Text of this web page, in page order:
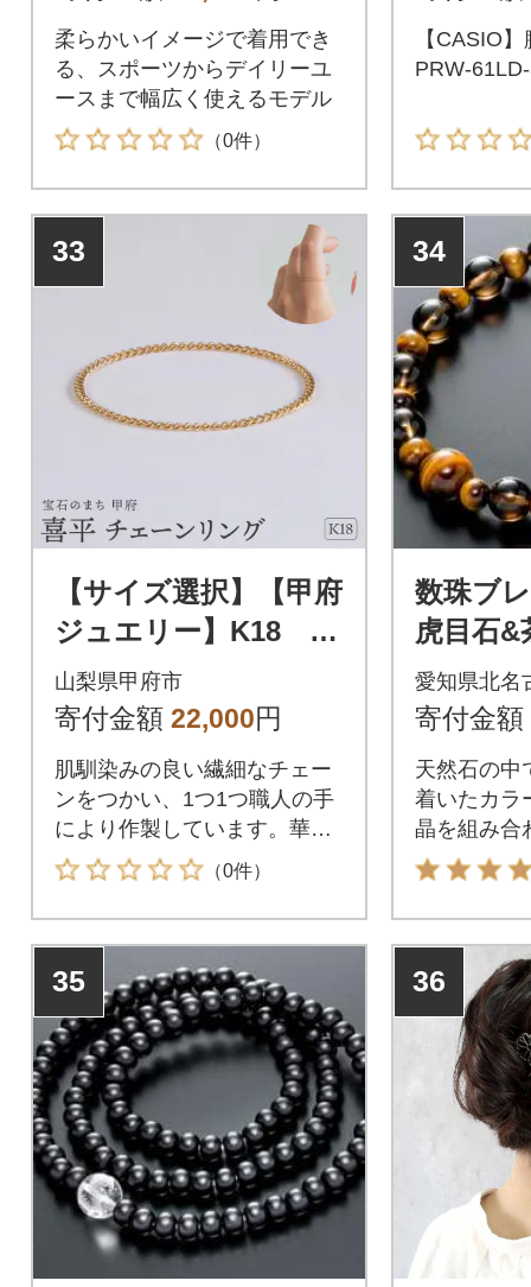
柔らかいイメージで着用でき
る、スポーツからデイリーユ
ースまで幅広く使えるモデル
（0件）
【CASIO
PRW-
33
【サイズ選択】【甲府
ジュエリー】K18 喜
平 チェーンリング(3
3301672)
山梨県甲府市
寄付金額 22,000円
肌馴染みの良い繊細なチェー
ンをつかい、1つ1つ職人の手
により作製しています。華奢
なリングとの重ね付けもオス
スメなスキンジュエリーで
す。製品保証書を付け、ギフ
トボックスに入れてお届け致
します。※この返礼品につい
ては、全ての工程を区域内で
行っており、その付加価値の
割合が5割を超えているため、
地場産品基準に適合していま
す。
（0件）
34
数珠ブ
虎目石&
愛知県北名
寄付金額
天然石の中
着いたカラ
晶を組み合
数珠ブレス
35 36